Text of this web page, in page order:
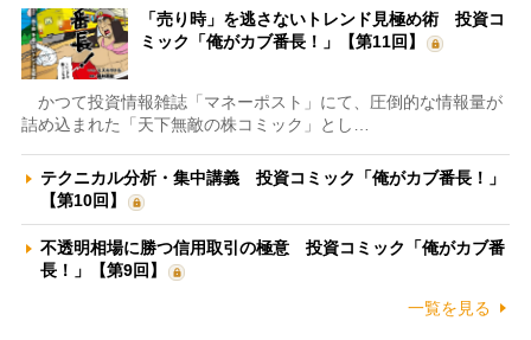
「売り時」を逃さないトレンド見極め術 投資コ
ミック「俺がカブ番長！」【第11回】
かつて投資情報雑誌「マネーポスト」にて、圧倒的な情報量が
詰め込まれた「天下無敵の株コミック」とし…
テクニカル分析・集中講義 投資コミック「俺がカブ番長！」
【第10回】
不透明相場に勝つ信用取引の極意 投資コミック「俺がカブ番
長！」【第9回】
一覧を見る